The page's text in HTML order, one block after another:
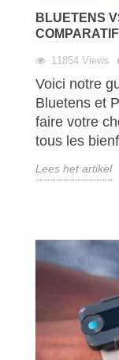
BLUETENS
COMPARATIF
11854 Views
Voici notre
Bluetens et
faire votre
tous les
Lees het artikel